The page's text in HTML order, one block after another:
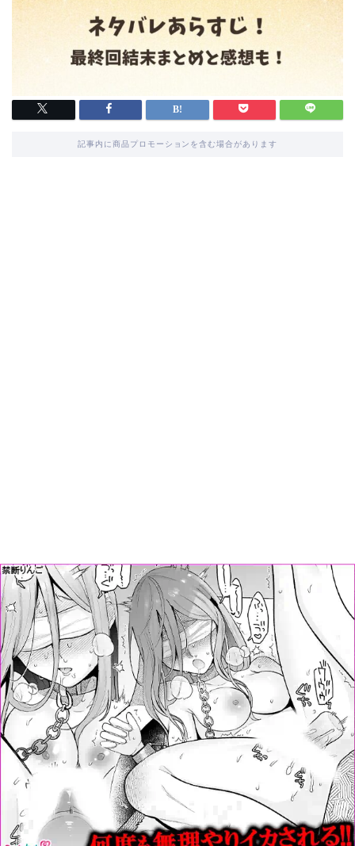
記事内に商品プロモーションを含む場合があります